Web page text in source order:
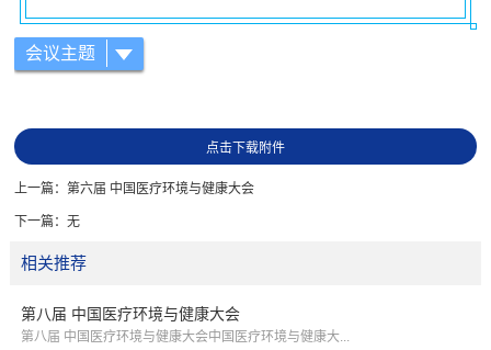
会议主题
点击下载附件
上一篇：第六届 中国医疗环境与健康大会
下一篇：无
相关推荐
第八届 中国医疗环境与健康大会
第八届 中国医疗环境与健康大会中国医疗环境与健康大...